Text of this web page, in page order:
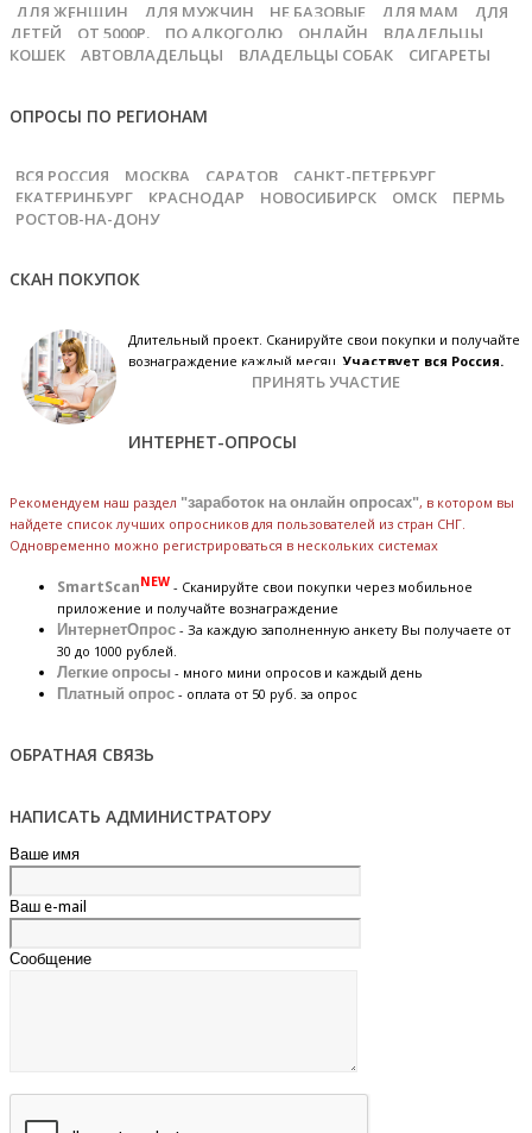
ДЛЯ ЖЕНЩИН ДЛЯ МУЖЧИН НЕ БАЗОВЫЕ ДЛЯ МАМ
ДЛЯ
ДЕТЕЙ
ОТ 5000Р. ПО АЛКОГОЛЮ ОНЛАЙН
ВЛАДЕЛЬЦЫ
КОШЕК
АВТОВЛАДЕЛЬЦЫ ВЛАДЕЛЬЦЫ СОБАК СИГАРЕТЫ
ОПРОСЫ ПО РЕГИОНАМ
ВСЯ РОССИЯ МОСКВА САРАТОВ
САНКТ-ПЕТЕРБУРГ
ЕКАТЕРИНБУРГ
КРАСНОДАР НОВОСИБИРСК ОМСК
ПЕРМЬ
РОСТОВ-НА-ДОНУ
СКАН ПОКУПОК
Длительный проект. Сканируйте свои покупки и получайте
вознаграждение каждый месяц.Участвует вся Россия.
ПРИНЯТЬ УЧАСТИЕ
ИНТЕРНЕТ-ОПРОСЫ
Рекомендуем наш раздел "заработок на онлайн опросах", в котором вы
найдете список лучших опросников для пользователей из стран СНГ.
Одновременно можно регистрироваться в нескольких системах
SmartScan NEW - Сканируйте свои покупки через мобильное
приложение и получайте вознаграждение
ИнтернетОпрос - За каждую заполненную анкету Вы получаете от
30 до 1000 рублей.
Легкие опросы - много мини опросов и каждый день
Платный опрос - оплата от 50 руб. за опрос
ОБРАТНАЯ СВЯЗЬ
НАПИСАТЬ АДМИНИСТРАТОРУ
Ваше имя
Ваш e-mail
Сообщение